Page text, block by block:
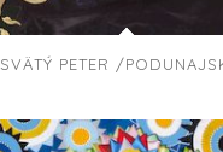
SVÄTÝ PETER /